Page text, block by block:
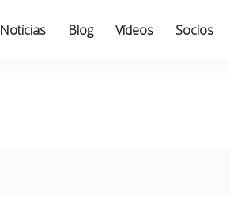
Noticias Blog Vídeos Socios